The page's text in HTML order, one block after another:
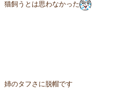
猫飼うとは思わなかった
姉のタフさに脱帽です